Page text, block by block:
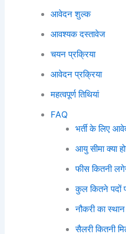
आवेदन शुल्क
आवश्यक दस्तावेज
चयन प्रक्रिया
आवेदन प्रक्रिया
महत्वपूर्ण तिथियां
FAQ
भर्ती के लिए
आयु सीमा क्या
फीस कितनी
कुल कितने पदों
नौकरी का स्थान
सैलरी कितनी